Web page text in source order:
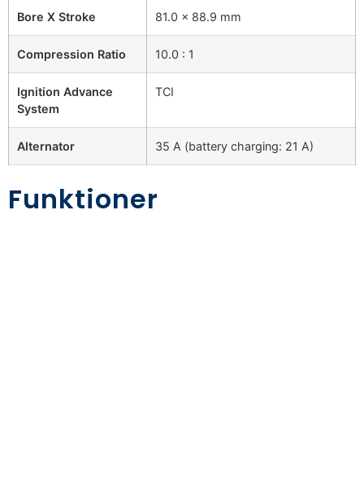
Bore X Stroke 81.0 × 88.9 mm
Compression Ratio 10.0 : 1
Ignition Advance
System
TCI
Alternator 35 A (battery charging: 21 A)
Funktioner